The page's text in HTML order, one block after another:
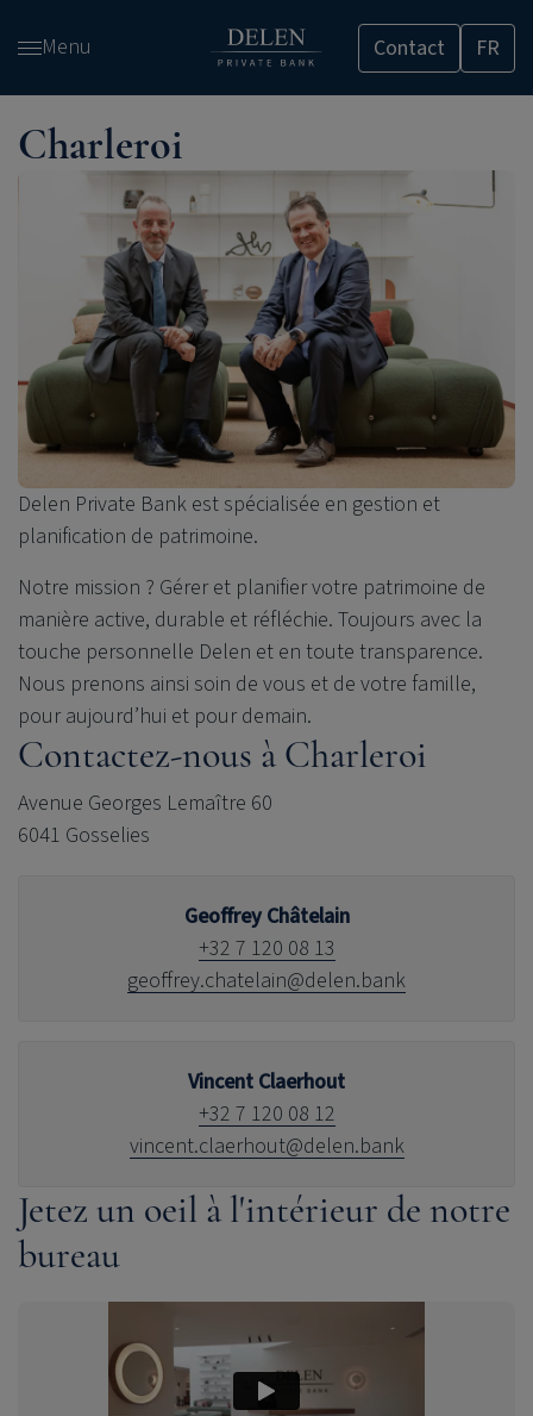
contenu
Menu Contact FR
Charleroi
Delen Private Bank est spécialisée en gestion et
planification de patrimoine.
Notre mission ? Gérer et planifier votre patrimoine de
manière active, durable et réfléchie. Toujours avec la
touche personnelle Delen et en toute transparence.
Nous prenons ainsi soin de vous et de votre famille,
pour aujourd’hui et pour demain.
Contactez-nous à Charleroi
Avenue Georges Lemaître 60
6041 Gosselies
Geoffrey Châtelain
+32 7 120 08 13
geoffrey.chatelain@delen.bank
Vincent Claerhout
+32 7 120 08 12
vincent.claerhout@delen.bank
Jetez un oeil à l'intérieur de notre
bureau